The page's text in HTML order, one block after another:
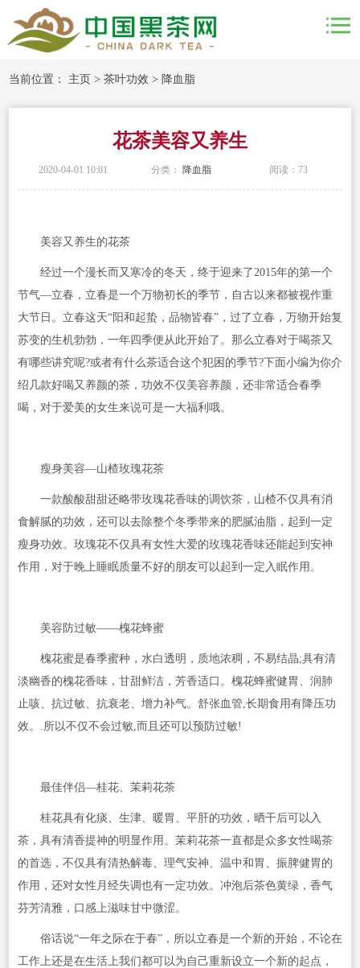
当前位置： 主页 >茶叶功效 > 降血脂
花茶美容又养生
2020-04-01 10:01 分类： 降血脂 阅读： 73
美容又养生的花茶
经过一个漫长而又寒冷的冬天，终于迎来了2015年的第一个
节气—立春，立春是一个万物初长的季节，自古以来都被视作重
大节日。立春这天“阳和起蛰，品物皆春”，过了立春，万物开始复
苏变的生机勃勃，一年四季便从此开始了。那么立春对于喝茶又
有哪些讲究呢?或者有什么茶适合这个犯困的季节?下面小编为你介
绍几款好喝又养颜的茶，功效不仅美容养颜，还非常适合春季
喝，对于爱美的女生来说可是一大福利哦。
瘦身美容—山楂玫瑰花茶
一款酸酸甜甜还略带玫瑰花香味的调饮茶，山楂不仅具有消
食解腻的功效，还可以去除整个冬季带来的肥腻油脂，起到一定
瘦身功效。玫瑰花不仅具有女性大爱的玫瑰花香味还能起到安神
作用，对于晚上睡眠质量不好的朋友可以起到一定入眠作用。
美容防过敏——槐花蜂蜜
槐花蜜是春季蜜种，水白透明，质地浓稠，不易结晶;具有清
淡幽香的槐花香味，甘甜鲜洁，芳香适口。槐花蜂蜜健胃、润肺
止咳、抗过敏、抗衰老、增力补气。舒张血管,长期食用有降压功
效。.所以不仅不会过敏,而且还可以预防过敏!
最佳伴侣—桂花、茉莉花茶
桂花具有化痰、生津、暖胃、平肝的功效，晒干后可以入
茶，具有清香提神的明显作用。茉莉花茶一直都是众多女性喝茶
的首选，不仅具有清热解毒、理气安神、温中和胃、振脾健胃的
作用，还对女性月经失调也有一定功效。冲泡后茶色黄绿，香气
芬芳清雅，口感上滋味甘中微涩。
俗话说“一年之际在于春”，所以立春是一个新的开始，不论在
工作上还是在生活上我们都可以为自己重新设立一个新的起点，